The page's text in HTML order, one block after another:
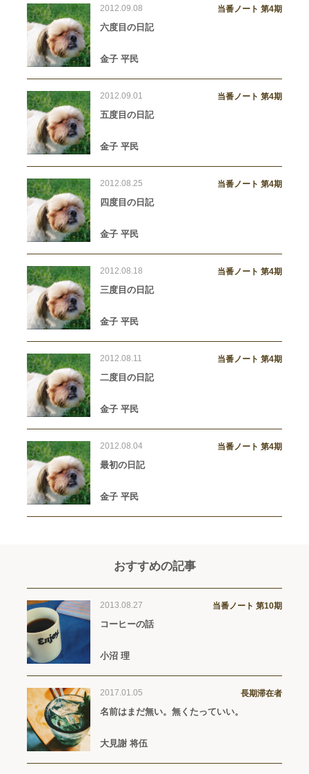
2012.09.08 当番ノート 第4期
六度目の日記
金子 平民
2012.09.01 当番ノート 第4期
五度目の日記
金子 平民
2012.08.25 当番ノート 第4期
四度目の日記
金子 平民
2012.08.18 当番ノート 第4期
三度目の日記
金子 平民
2012.08.11 当番ノート 第4期
二度目の日記
金子 平民
2012.08.04 当番ノート 第4期
最初の日記
金子 平民
おすすめの記事
2013.08.27 当番ノート 第10期
コーヒーの話
小沼 理
2017.01.05 長期滞在者
名前はまだ無い。無くたっていい。
大見謝 将伍